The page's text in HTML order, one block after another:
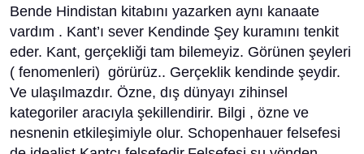
Bende Hindistan kitabını yazarken aynı kanaate
vardım . Kant’ı sever Kendinde Şey kuramını tenkit
eder. Kant, gerçekliği tam bilemeyiz. Görünen şeyleri
( fenomenleri) görürüz.. Gerçeklik kendinde şeydir.
Ve ulaşılmazdır. Özne, dış dünyayı zihinsel
kategoriler aracıyla şekillendirir. Bilgi , özne ve
nesnenin etkileşimiyle olur. Schopenhauer felsefesi